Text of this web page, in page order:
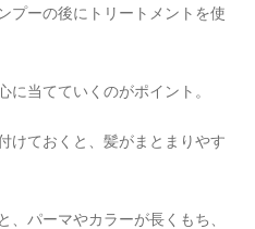
プーの後にトリートメントを使
に当てていくのがポイント。
けておくと、髪がまとまりやす
、パーマやカラーが長くもち、